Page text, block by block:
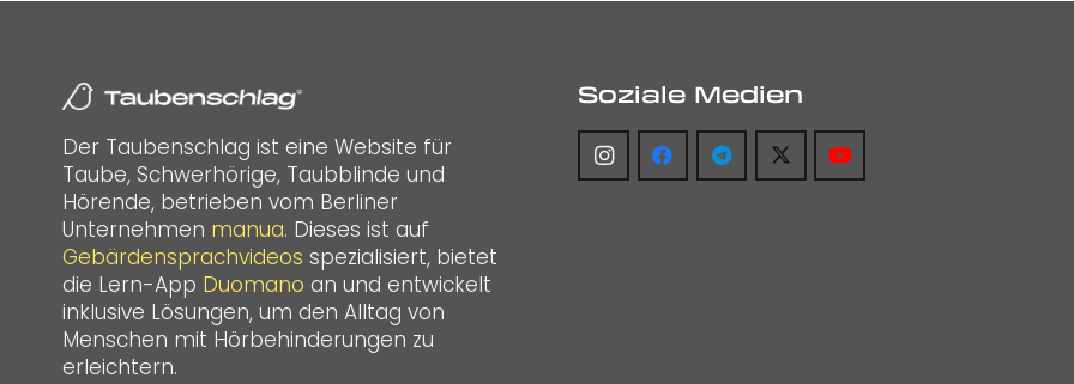
Der Taubenschlag ist eine Website für
Taube, Schwerhörige, Taubblinde und
Hörende, betrieben vom Berliner
Unternehmen manua. Dieses ist auf
Gebärdensprachvideos spezialisiert, bietet
die Lern-App Duomano an und entwickelt
inklusive Lösungen, um den Alltag von
Menschen mit Hörbehinderungen zu
erleichtern.
Soziale Medien